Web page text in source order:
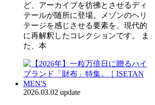
ど、アーカイブを彷彿とさせるディ
テールが随所に登場。メゾンのヘリ
テージを感じさせる要素を、現代的
に再解釈したコレクションです。 ま
た、本
2026.03.02 update